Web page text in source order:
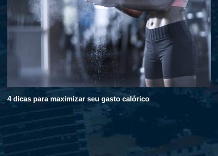
4 dicas para maximizar seu gasto calórico